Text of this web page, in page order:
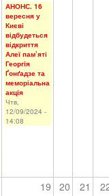
АНОНС. 16
вересня у
Києві
відбудеться
відкриття
Алеї пам’яті
Георгія
Ґонґадзе та
меморіальна
акція
Чтв,
12/09/2024 -
14:08
19 20 21